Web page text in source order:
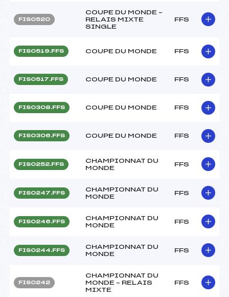
FIS0520
COUPE DU MONDE –
RELAIS MIXTE
SINGLE
FFS
FIS0519.FFS COUPE DU MONDE FFS
FIS0517.FFS COUPE DU MONDE FFS
FIS0308.FFS COUPE DU MONDE FFS
FIS0306.FFS COUPE DU MONDE FFS
FIS0252.FFS
CHAMPIONNAT DU
MONDE
FFS
FIS0247.FFS
CHAMPIONNAT DU
MONDE
FFS
FIS0246.FFS
CHAMPIONNAT DU
MONDE
FFS
FIS0244.FFS
CHAMPIONNAT DU
MONDE
FFS
FIS0242
CHAMPIONNAT DU
MONDE – RELAIS
MIXTE
FFS